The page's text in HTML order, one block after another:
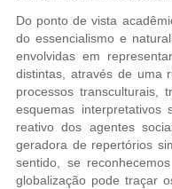
Do ponto de vista
do essencialismo e
envolvidas em
distintas, através de uma
processos transculturais,
esquemas interpretativos
reativo dos agentes
geradora de repertórios
sentido, se
globalização pode traçar